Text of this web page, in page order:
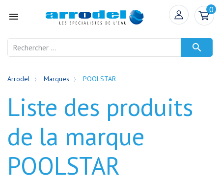

0

Arrodel Marques POOLSTAR
Liste des produits
de la marque
POOLSTAR